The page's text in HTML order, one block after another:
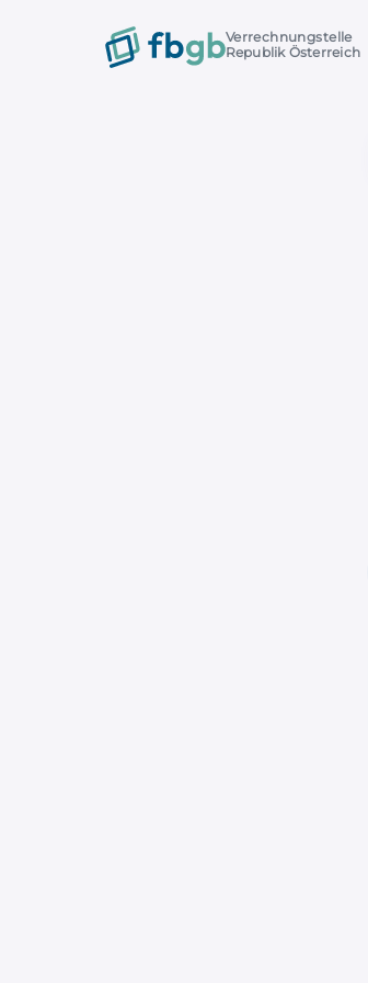
Verrechnungstelle
Republik Österreich